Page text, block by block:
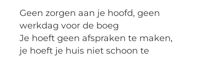
Geen zorgen aan je hoofd, geen
werkdag voor de boeg
Je hoeft geen afspraken te maken,
je hoeft je huis niet schoon te